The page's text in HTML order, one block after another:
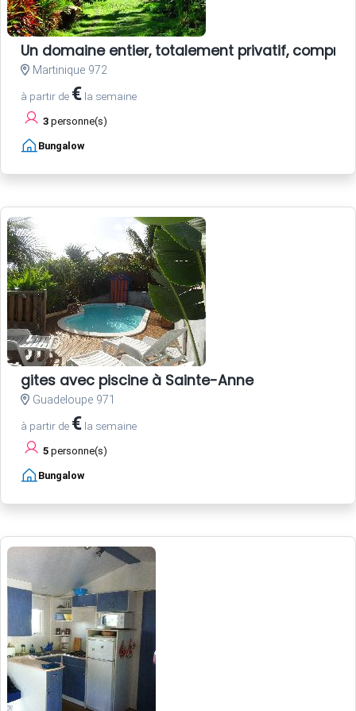
Un domaine entier, totalement privatif,
Martinique 972
à partir de € la semaine
3 personne(s)
Bungalow
gites avec piscine à Sainte-Anne
Guadeloupe 971
à partir de € la semaine
5 personne(s)
Bungalow